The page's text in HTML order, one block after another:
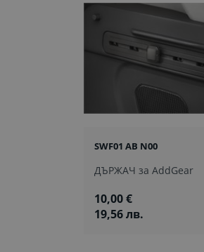
SWF01 AB N00
ДЪРЖАЧ за AddGear
10,00 €
19,56 лв.